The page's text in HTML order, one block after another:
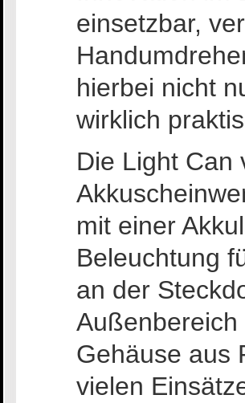
einsetzbar,
hierbei nicht
wirklich
Die Light Can
mit einer
Beleuchtung
an der
Gehäuse aus
vielen